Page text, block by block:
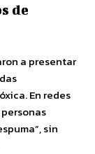
de
a presentar
En redes
sin